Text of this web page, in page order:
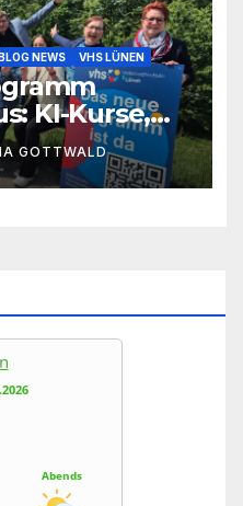
NEWS VHS LÜNEN
KI-Kurse,
neue
GOTTWALD
Abends